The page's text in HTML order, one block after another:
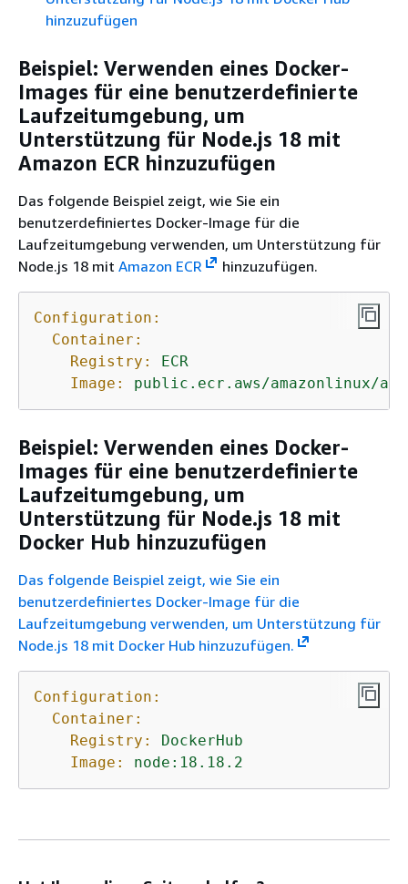
hinzuzufügen
Beispiel: Verwenden eines Docker-
Images für eine benutzerdefinierte
Laufzeitumgebung, um
Unterstützung für Node.js 18 mit
Amazon ECR hinzuzufügen
Das folgende Beispiel zeigt, wie Sie ein
benutzerdefiniertes Docker-Image für die
Laufzeitumgebung verwenden, um Unterstützung für
Node.js 18 mit Amazon ECR hinzuzufügen.
Configuration:
Container:
Registry:
ECR
Image:
public.ecr.aws/amazonlinux/
Beispiel: Verwenden eines Docker-
Images für eine benutzerdefinierte
Laufzeitumgebung, um
Unterstützung für Node.js 18 mit
Docker Hub hinzuzufügen
Das folgende Beispiel zeigt, wie Sie ein
benutzerdefiniertes Docker-Image für die
Laufzeitumgebung verwenden, um Unterstützung für
Node.js 18 mit Docker Hub hinzuzufügen.
Configuration:
Container:
Registry:
DockerHub
Image:
node:18.18.2